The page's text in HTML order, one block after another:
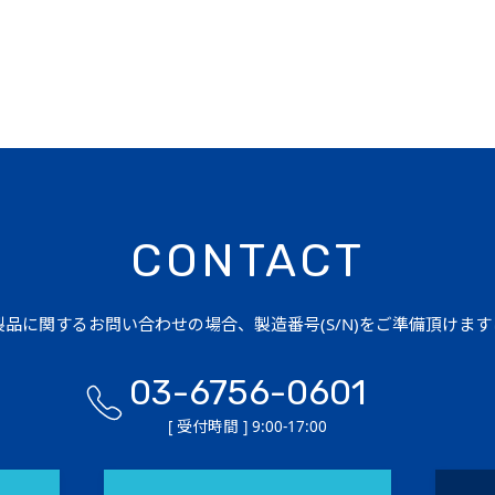
CONTACT
に関するお問い合わせの場合、製造番号(S/N)をご準備頂けます
03-6756-0601
[ 受付時間 ] 9:00-17:00